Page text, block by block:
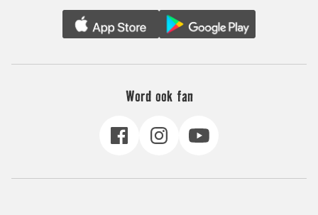
Word ook fan